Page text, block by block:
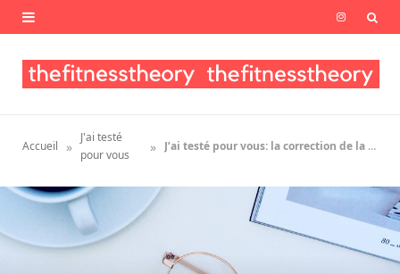
I
s
a
g
r
a
Accueil »
J'ai testé
pour vous
» J’ai testé pour vous: la correction de la vue au laser (TransPRK)